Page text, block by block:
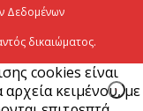
Δεδομένων
δικαιώματος.
cookies είναι
κειμένου, με